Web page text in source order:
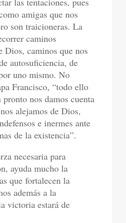
amigas que nos
son traicioneras. La
caminos
Dios, caminos que nos
autosuficiencia, de
uno mismo. No
Francisco, “todo ello
nos damos cuenta
alejamos de Dios,
e inermes ante
de la existencia”.
necesaria para
ayuda mucho la
que fortalecen la
además a la
victoria estará de